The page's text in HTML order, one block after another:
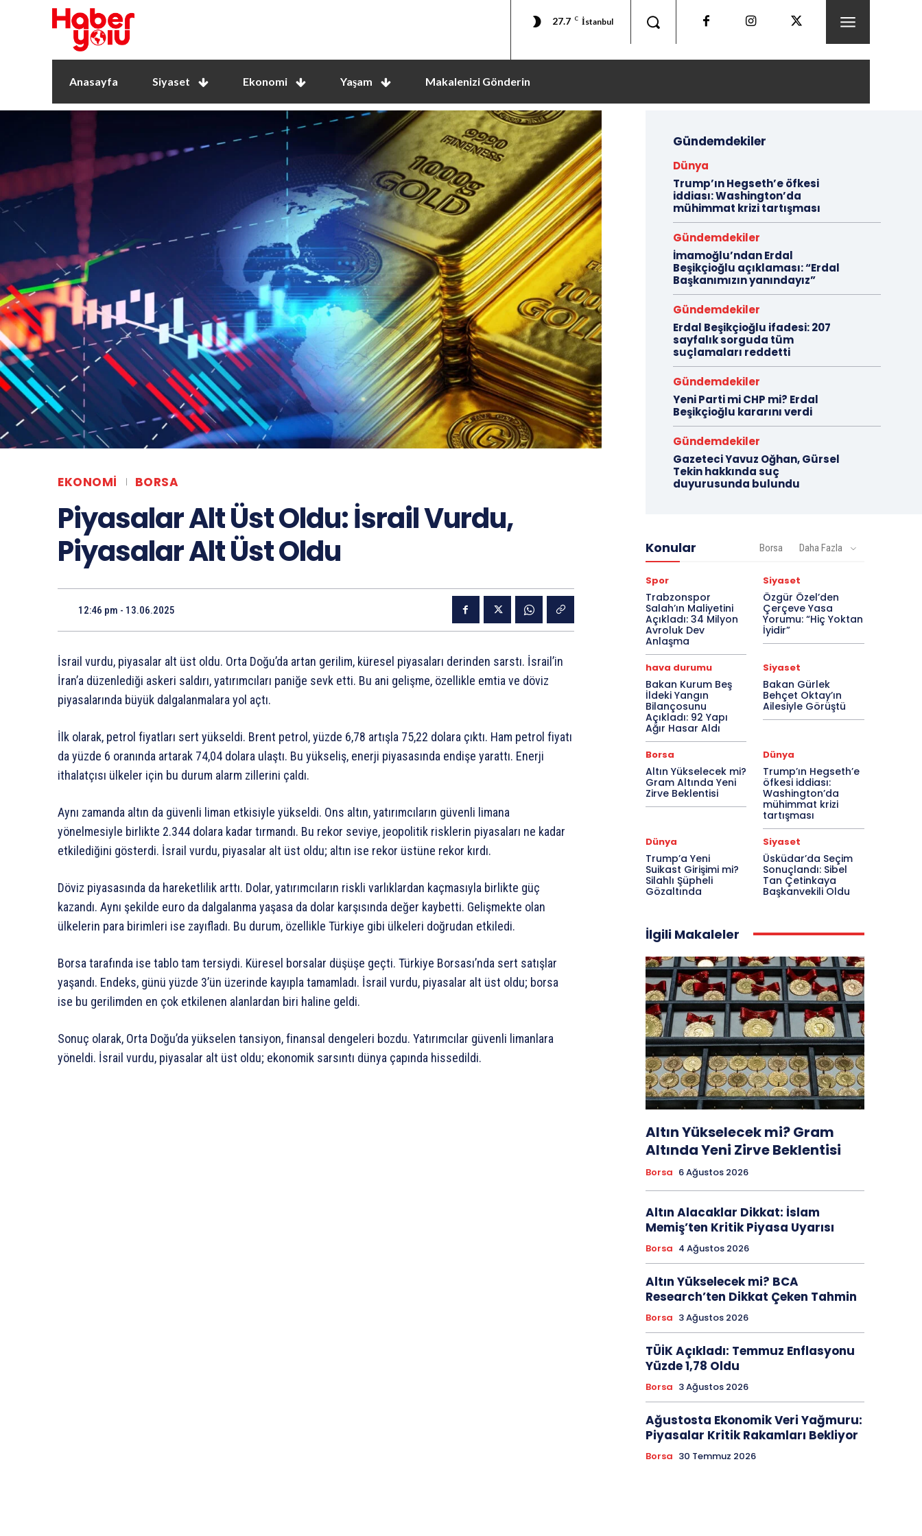
27.7 C İstanbul
Anasayfa Siyaset Ekonomi Yaşam Makalenizi Gönderin
EKONOMI BORSA
Piyasalar Alt Üst Oldu: İsrail Vurdu,
Piyasalar Alt Üst Oldu
12:46 pm - 13.06.2025
İsrail vurdu, piyasalar alt üst oldu. Orta Doğu’da artan gerilim, küresel piyasaları derinden sarstı. İsrail’in
İran’a düzenlediği askeri saldırı, yatırımcıları paniğe sevk etti. Bu ani gelişme, özellikle emtia ve döviz
piyasalarında büyük dalgalanmalara yol açtı.
İlk olarak, petrol fiyatları sert yükseldi. Brent petrol, yüzde 6,78 artışla 75,22 dolara çıktı. Ham petrol fiyatı
da yüzde 6 oranında artarak 74,04 dolara ulaştı. Bu yükseliş, enerji piyasasında endişe yarattı. Enerji
ithalatçısı ülkeler için bu durum alarm zillerini çaldı.
Aynı zamanda altın da güvenli liman etkisiyle yükseldi. Ons altın, yatırımcıların güvenli limana
yönelmesiyle birlikte 2.344 dolara kadar tırmandı. Bu rekor seviye, jeopolitik risklerin piyasaları ne kadar
etkilediğini gösterdi. İsrail vurdu, piyasalar alt üst oldu; altın ise rekor üstüne rekor kırdı.
Döviz piyasasında da hareketlilik arttı. Dolar, yatırımcıların riskli varlıklardan kaçmasıyla birlikte güç
kazandı. Aynı şekilde euro da dalgalanma yaşasa da dolar karşısında değer kaybetti. Gelişmekte olan
ülkelerin para birimleri ise zayıfladı. Bu durum, özellikle Türkiye gibi ülkeleri doğrudan etkiledi.
Borsa tarafında ise tablo tam tersiydi. Küresel borsalar düşüşe geçti. Türkiye Borsası’nda sert satışlar
yaşandı. Endeks, günü yüzde 3’ün üzerinde kayıpla tamamladı. İsrail vurdu, piyasalar alt üst oldu; borsa
ise bu gerilimden en çok etkilenen alanlardan biri haline geldi.
Sonuç olarak, Orta Doğu’da yükselen tansiyon, finansal dengeleri bozdu. Yatırımcılar güvenli limanlara
yöneldi. İsrail vurdu, piyasalar alt üst oldu; ekonomik sarsıntı dünya çapında hissedildi.
Gündemdekiler
Dünya
Trump’ın Hegseth’e öfkesi
iddiası: Washington’da
mühimmat krizi tartışması
Gündemdekiler
İmamoğlu’ndan Erdal
Beşikçioğlu açıklaması: “Erdal
Başkanımızın yanındayız”
Gündemdekiler
Erdal Beşikçioğlu ifadesi: 207
sayfalık sorguda tüm
suçlamaları reddetti
Gündemdekiler
Yeni Parti mi CHP mi? Erdal
Beşikçioğlu kararını verdi
Gündemdekiler
Gazeteci Yavuz Oğhan, Gürsel
Tekin hakkında suç
duyurusunda bulundu
Konular Borsa Daha Fazla
Spor
Trabzonspor
Salah’ın Maliyetini
Açıkladı: 34 Milyon
Avroluk Dev
Anlaşma
Siyaset
Özgür Özel’den
Çerçeve Yasa
Yorumu: “Hiç Yoktan
İyidir”
hava durumu
Bakan Kurum Beş
İldeki Yangın
Bilançosunu
Açıkladı: 92 Yapı
Ağır Hasar Aldı
Siyaset
Bakan Gürlek
Behçet Oktay’ın
Ailesiyle Görüştü
Borsa
Altın Yükselecek mi?
Gram Altında Yeni
Zirve Beklentisi
Dünya
Trump’ın Hegseth’e
öfkesi iddiası:
Washington’da
mühimmat krizi
tartışması
Dünya
Trump’a Yeni
Suikast Girişimi mi?
Silahlı Şüpheli
Gözaltında
Siyaset
Üsküdar’da Seçim
Sonuçlandı: Sibel
Tan Çetinkaya
Başkanvekili Oldu
İlgili Makaleler
Altın Yükselecek mi? Gram
Altında Yeni Zirve Beklentisi
Borsa 6 Ağustos 2026
Altın Alacaklar Dikkat: İslam
Memiş’ten Kritik Piyasa Uyarısı
Borsa 4 Ağustos 2026
Altın Yükselecek mi? BCA
Research’ten Dikkat Çeken Tahmin
Borsa 3 Ağustos 2026
TÜİK Açıkladı: Temmuz Enflasyonu
Yüzde 1,78 Oldu
Borsa 3 Ağustos 2026
Ağustosta Ekonomik Veri Yağmuru:
Piyasalar Kritik Rakamları Bekliyor
Borsa 30 Temmuz 2026